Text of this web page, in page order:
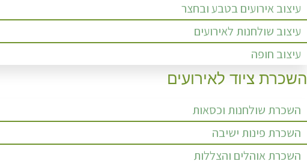
עיצוב אירועים בטבע ובחצר
עיצוב שולחנות לאירועים
עיצוב חופה
השכרת ציוד לאירועים
השכרת שולחנות וכסאות
השכרת פינות ישיבה
השכרת אוהלים והצללות